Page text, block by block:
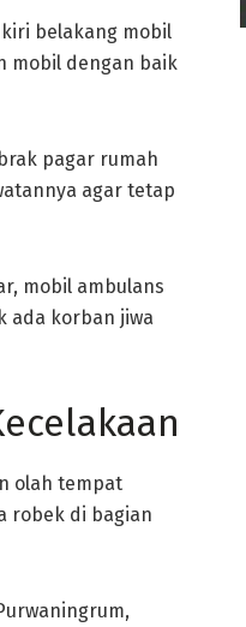
belakang mobil
mobil dengan baik
pagar rumah
agar tetap
mobil ambulans
ada korban jiwa
olah tempat
robek di bagian